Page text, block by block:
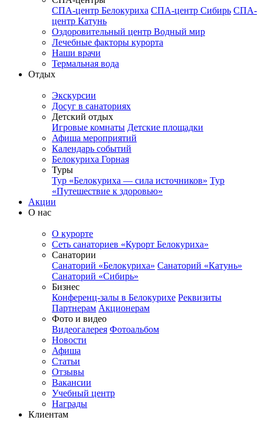
СПА-центр Белокуриха СПА-центр Сибирь СПА-
центр Катунь
Оздоровительный центр Водный мир
Лечебные факторы курорта
Наши врачи
Термальная вода
Отдых
Экскурсии
Досуг в санаториях
Детский отдых
Игровые комнаты Детские площадки
Афиша мероприятий
Календарь событий
Белокуриха Горная
Туры
Тур «Белокуриха — сила источников» Тур
«Путешествие к здоровью»
Акции
О нас
О курорте
Сеть санаториев «Курорт Белокуриха»
Санатории
Санаторий «Белокуриха» Санаторий «Катунь»
Санаторий «Сибирь»
Бизнес
Конференц-залы в Белокурихе Реквизиты
Партнерам Акционерам
Фото и видео
Видеогалерея Фотоальбом
Новости
Афиша
Статьи
Отзывы
Вакансии
Учебный центр
Награды
Клиентам